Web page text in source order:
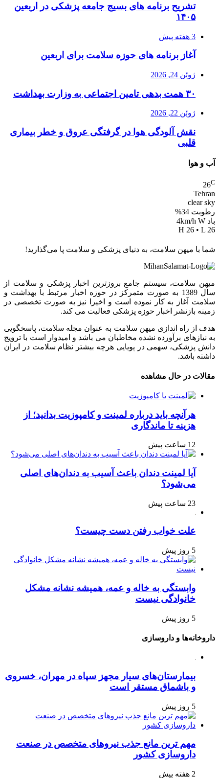
تشریح برنامه های بسیج جامعه پزشکی در اربعین
۱۴۰۵
3 هفته پیش
آغاز برنامه های حوزه سلامت برای اربعین
ژوئن 24, 2026
۳۰ همت بدهی تامین اجتماعی به وزارت بهداشت
ژوئن 22, 2026
نقش آلودگی هوا در گرفتگی عروق و خطر بیماری
قلبی
آب و هوا
26C
Tehran
clear sky
رطوبت 34%
باد 4km/h W
H 26 • L 26
شما با میهن سلامت، به دنیای پزشکی و سلامت پا می‌گذارید!
میهن سلامت، سیستم جامع بروزترین اخبار پزشکی و سلامت از
سال 1389 به صورت متمرکز در حوزه اخبار مرتبط با بهداشت و
سلامت آغاز به کار نموده است و اخیرا نیز به صورت تخصصی در
زمینه بازنشر اخبار حوزه پزشکی فعالیت می کند.
هدف از راه اندازی میهن سلامت به عنوان مجله سلامت، پاسخگویی
به نیازهای برآورده نشده مخاطبان می باشد و امیدوار است با ترویج
دانش پزشکی، سهمی در پویایی هرچه بیشتر نظام سلامت در ایران
داشته باشد.
مقالات در حال مشاهده
هرآنچه باید درباره لمینت و کامپوزیت بدانید؛ از
هزینه تا ماندگاری
12 ساعت پیش
آیا لمینت دندان باعث آسیب به دندان‌های اصلی
می‌شود؟
23 ساعت پیش
علت خواب رفتن دست چیست؟
5 روز پیش
وابستگی به خاله و عمه، همیشه نشانه مشکل
خانوادگی نیست
5 روز پیش
داروخانه‌ها و داروسازی
بیمارستان‌های سیار مجهز سپاه در مهران، خسروی
و باشماق مستقر است
5 روز پیش
مهم ترین مانع جذب نیروهای متخصص در صنعت
داروسازی کشور
2 هفته پیش